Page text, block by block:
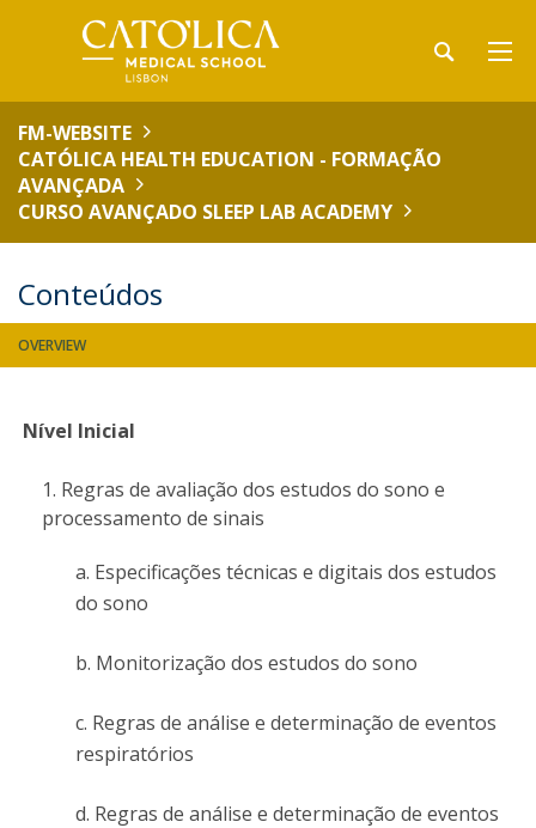
FM-WEBSITE
CATÓLICA HEALTH EDUCATION - FORMAÇÃO
AVANÇADA
CURSO AVANÇADO SLEEP LAB ACADEMY
Conteúdos
OVERVIEW
Nível Inicial
Regras de avaliação dos estudos do sono e
processamento de sinais
a. Especificações técnicas e digitais dos estudos
do sono
b. Monitorização dos estudos do sono
c. Regras de análise e determinação de eventos
respiratórios
d. Regras de análise e determinação de eventos